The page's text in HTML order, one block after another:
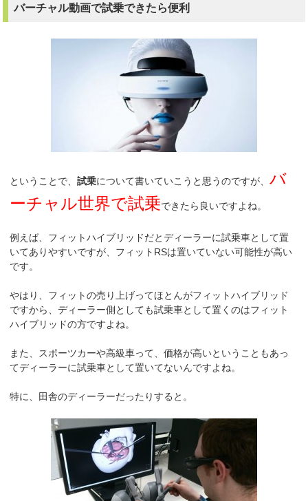
バーチャル動画で試乗できたら便利
ということで、試乗について書いていこうと思うのですが、バ
ーチャル世界で試乗できたら良いですよね。
例えば、フィットハイブリッドだとディーラーに試乗車として置
いてありやすいですが、フィットRSは置いていない可能性が高い
です。
やはり、フィットの売り上げってほとんがフィットハイブリッド
ですから、ディーラー側としても試乗車として置くのはフィット
ハイブリッドの方ですよね。
また、スポーツカーや高級車って、価格が高いということもあっ
てディーラーに試乗車として置いてないんですよね。
特に、田舎のディーラーだったりすると。